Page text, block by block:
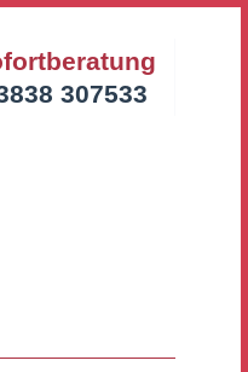
307533